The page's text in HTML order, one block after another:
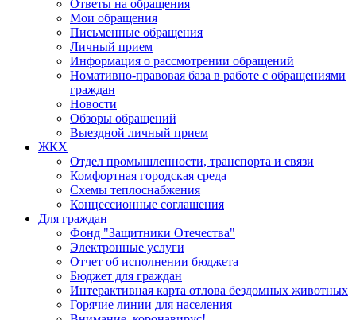
Ответы на обращения
Мои обращения
Письменные обращения
Личный прием
Информация о рассмотрении обращений
Номативно-правовая база в работе с обращениями
граждан
Новости
Обзоры обращений
Выездной личный прием
ЖКХ
Отдел промышленности, транспорта и связи
Комфортная городская среда
Схемы теплоснабжения
Концессионные соглашения
Для граждан
Фонд "Защитники Отечества"
Электронные услуги
Отчет об исполнении бюджета
Бюджет для граждан
Интерактивная карта отлова бездомных животных
Горячие линии для населения